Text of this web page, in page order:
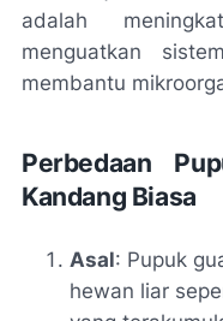
adalah
menguatkan
membantu
Perbedaan
Kandang Biasa
Asal: Pupuk
hewan liar